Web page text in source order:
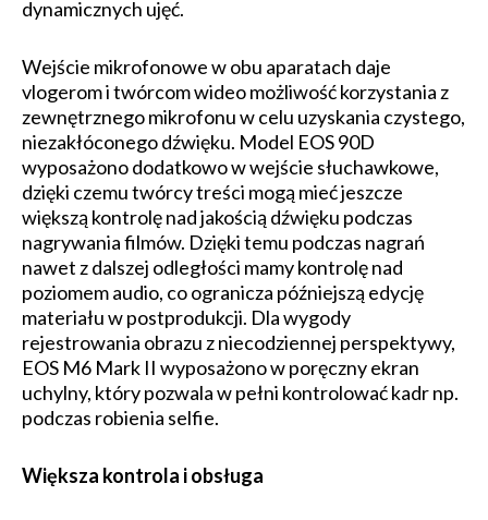
dynamicznych ujęć.
Wejście mikrofonowe w obu aparatach daje
vlogerom i twórcom wideo możliwość korzystania z
zewnętrznego mikrofonu w celu uzyskania czystego,
niezakłóconego dźwięku. Model EOS 90D
wyposażono dodatkowo w wejście słuchawkowe,
dzięki czemu twórcy treści mogą mieć jeszcze
większą kontrolę nad jakością dźwięku podczas
nagrywania filmów. Dzięki temu podczas nagrań
nawet z dalszej odległości mamy kontrolę nad
poziomem audio, co ogranicza późniejszą edycję
materiału w postprodukcji. Dla wygody
rejestrowania obrazu z niecodziennej perspektywy,
EOS M6 Mark II wyposażono w poręczny ekran
uchylny, który pozwala w pełni kontrolować kadr np.
podczas robienia selfie.
Większa kontrola i obsługa